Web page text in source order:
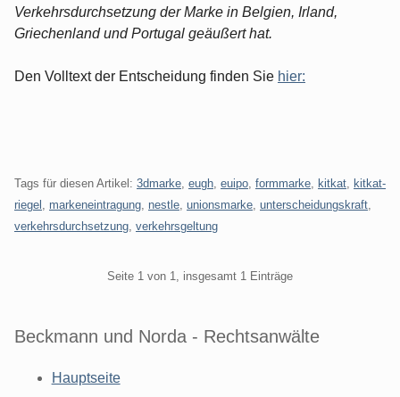
Verkehrsdurchsetzung der Marke in Belgien, Irland,
Griechenland und Portugal geäußert hat.
Den Volltext der Entscheidung finden Sie hier:
Tags für diesen Artikel: 3dmarke eugh euipo formmarke kitkat
kitkat-
riegel
markeneintragung nestle unionsmarke unterscheidungskraft
verkehrsdurchsetzung verkehrsgeltung
Seite 1 von 1, insgesamt 1 Einträge
Beckmann und Norda - Rechtsanwälte
Hauptseite